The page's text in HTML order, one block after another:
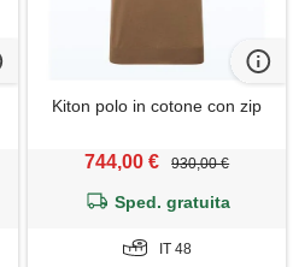
Kiton polo in cotone con zip
744,00 € 930,00 €
Sped. gratuita
IT 48